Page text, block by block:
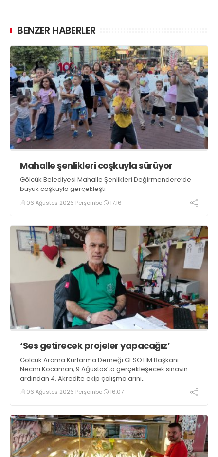
BENZER HABERLER
Mahalle şenlikleri coşkuyla sürüyor
Gölcük Belediyesi Mahalle Şenlikleri Değirmendere’de
büyük coşkuyla gerçekleşti
06 Ağustos 2026 Perşembe 17:16
‘Ses getirecek projeler yapacağız’
Gölcük Arama Kurtarma Derneği GESOTİM Başkanı
Necmi Kocaman, 9 Ağustos’ta gerçekleşecek sınavın
ardından 4. Akredite ekip çalışmalarını
tamamlayacaklarını ifade ederek açıklamalarda
bulundu. Kocaman, “Gölcük’te ve Kocaeli genelinde ses
06 Ağustos 2026 Perşembe 16:07